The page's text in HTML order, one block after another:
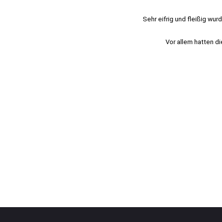
Sehr eifrig und fleißig
Vor allem hatten